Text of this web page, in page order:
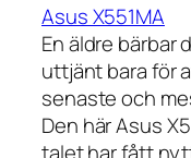
Asus X551MA
En äldre bärbar
uttjänt bara för
senaste och
Den här Asus